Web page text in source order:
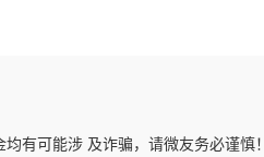
有可能涉 及诈骗，请微友务必谨慎！